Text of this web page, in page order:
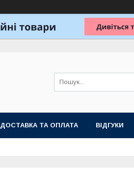
ДОСТАВКА ТА ОПЛАТА ВІДГУКИ